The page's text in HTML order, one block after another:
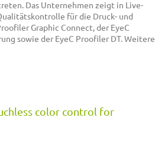
Das Unternehmen zeigt in Live-
für die Druck- und
Graphic Connect, der EyeC
sowie der EyeC Proofiler DT. Weitere
color control for